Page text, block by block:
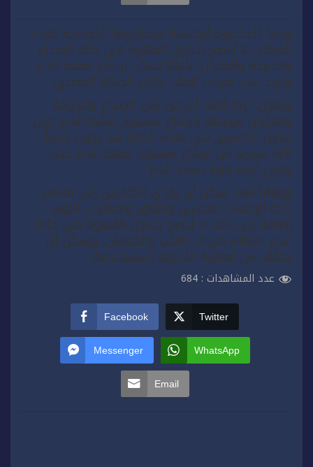
وفقاً للدكتورة أوكسانا ميخايلوفا؛ أخصائية الغدد
الصمّاء، لا يُنصح بتناول القهوة في حالة الصداع
والدوخة والغثيان؛ لأنها تسبّب ارتفاع ضغط الدم
وتزيد عدد ضربات القلب وتثير الجهاز العصبي.
وتقول: “إذا كانت أعراض مثل الصداع والدوخة
والغثيان مرتبطة بارتفاع مستوى ضغط الدم، فإن
تناول الكافيين في هذه الحالة قد يكون خطراً،
لأنه سيزيد من ارتفاع مستوى ضغط الدم حتى
وقوع أزمة فرط ضغط الدم”.
ووفقاً لها، يمكن أن يؤدي الكافيين إلى تفاقم
حالة الإجهاد العصبي والقلق واضطراب النوم،
إضافة إلى ذلك لا يُنصح بتناول القهوة في حالة
عدم انتظام ضربات القلب والخفقان، ويمكن أن
يخفّف من فعالية الأدوية المستخدمة.
عدد المشاهدات : 684
Facebook Twitter
Messenger WhatsApp
Email